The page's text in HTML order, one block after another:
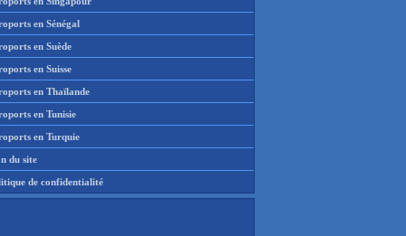
en Sénégal
en Suède
en Suisse
en Thaïlande
en Tunisie
en Turquie
du site
de confidentialité